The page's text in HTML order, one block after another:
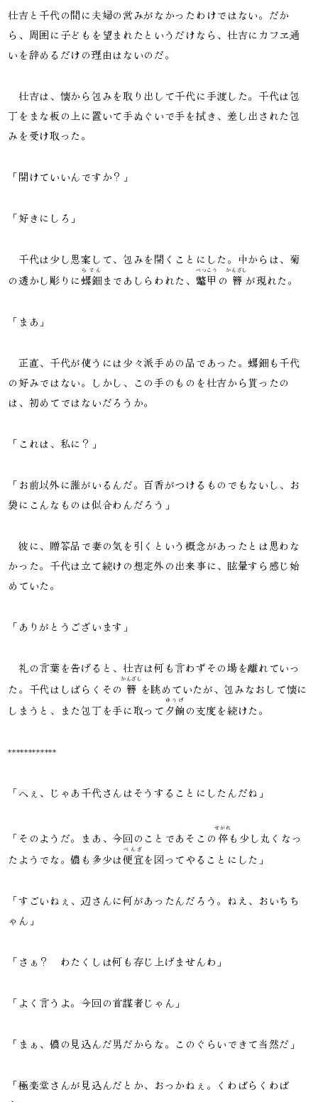
壮吉と千代の間に夫婦の営みがなかったわけではない。だか
ら、周囲に子どもを望まれたというだけなら、壮吉にカフヱ通
いを辞めるだけの理由はないのだ。
壮吉は、懐から包みを取り出して千代に手渡した。千代は包
丁をまな板の上に置いて手ぬぐいで手を拭き、差し出された包
みを受け取った。
「開けていいんですか？」
「好きにしろ」
千代は少し思案して、包みを開くことにした。中からは、菊
の透かし彫りに螺鈿
らでん
まであしらわれた、 鼈甲
べっこう
の 簪
かんざし
が現れた。
「まあ」
正直、千代が使うには少々派手めの品であった。螺鈿も千代
の好みではない。しかし、この手のものを壮吉から貰ったの
は、初めてではないだろうか。
「これは、私に？」
「お前以外に誰がいるんだ。百香がつけるものでもないし、お
袋にこんなものは似合わんだろう」
彼に、贈答品で妻の気を引くという概念があったとは思わな
かった。千代は立て続けの想定外の出来事に、眩暈すら感じ始
めていた。
「ありがとうございます」
礼の言葉を告げると、壮吉は何も言わずその場を離れていっ
た。千代はしばらくその 簪
かんざし
を眺めていたが、包みなおして懐に
しまうと、また包丁を手に取って夕餉
ゆうげ
の支度を続けた。
************
「へぇ、じゃあ千代さんはそうすることにしたんだね」
「そのようだ。まあ、今回のことであそこの 倅
せがれ
も少し丸くなっ
たようでな。儂も多少は便宜
べんぎ
を図ってやることにした」
「すごいねぇ、辺さんに何があったんだろう。ねえ、おいちち
ゃん」
「さぁ？ わたくしは何も存じ上げませんわ」
「よく言うよ。今回の首謀者じゃん」
「まぁ、儂の見込んだ男だからな。このぐらいできて当然だ」
「極楽堂さんが見込んだとか、おっかねぇ。くわばらくわば